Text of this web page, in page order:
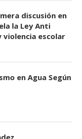
discusión en
la Ley Anti
violencia escolar
en Agua Según